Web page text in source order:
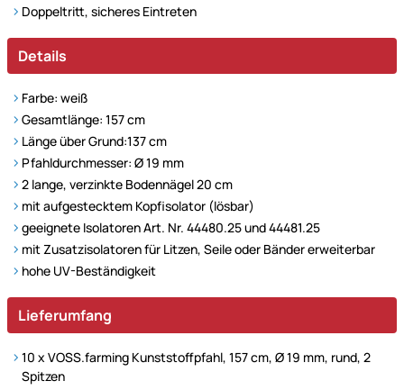
Doppeltritt, sicheres Eintreten
Details
Farbe: weiß
Gesamtlänge: 157 cm
Länge über Grund:137 cm
Pfahldurchmesser: Ø 19 mm
2 lange, verzinkte Bodennägel 20 cm
mit aufgestecktem Kopfisolator (lösbar)
geeignete Isolatoren Art. Nr. 44480.25 und 44481.25
mit Zusatzisolatoren für Litzen, Seile oder Bänder erweiterbar
hohe UV-Beständigkeit
Lieferumfang
10 x VOSS.farming Kunststoffpfahl, 157 cm, Ø 19 mm, rund, 2
Spitzen